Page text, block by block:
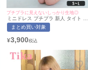
プチプラに見えないしっかり生地◎
ミニドレス プチプラ 新人 タイト ツ
イード ノースリーブ 低身長 ブラッ
ク Aライン フロンドボタン ハート
たまる着用/S~Lサイズ対応) |
まとめ買い対象
¥3,900